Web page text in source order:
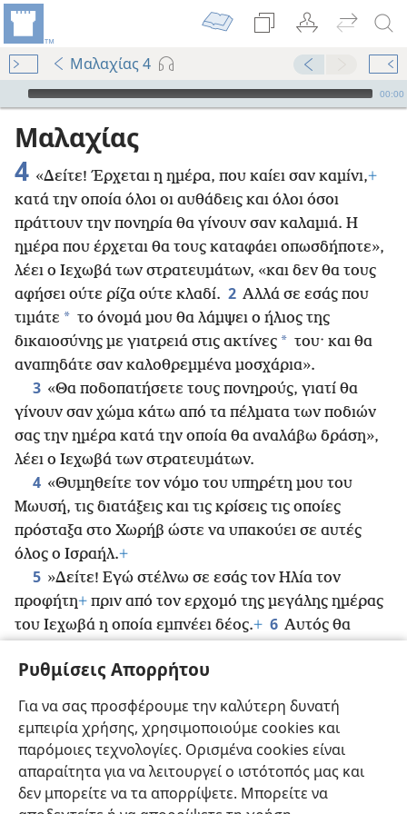
Ρυθμίσεις Απορρήτου
Για να σας προσφέρουμε την καλύτερη δυνατή
εμπειρία χρήσης, χρησιμοποιούμε cookies και
παρόμοιες τεχνολογίες. Ορισμένα cookies είναι
απαραίτητα για να λειτουργεί ο ιστότοπός μας και
δεν μπορείτε να τα απορρίψετε. Μπορείτε να
Μαλαχίας 4
Audio Player
00:00
Μαλαχίας
4 «Δείτε! Έρχεται η ημέρα, που καίει σαν καμίνι,+
κατά την οποία όλοι οι αυθάδεις και όλοι όσοι
πράττουν την πονηρία θα γίνουν σαν καλαμιά. Η
ημέρα που έρχεται θα τους καταφάει οπωσδήποτε»,
λέει ο Ιεχωβά των στρατευμάτων, «και δεν θα τους
αφήσει ούτε ρίζα ούτε κλαδί. 2 Αλλά σε εσάς που
τιμάτε * το όνομά μου θα λάμψει ο ήλιος της
δικαιοσύνης με γιατρειά στις ακτίνες * του· και θα
αναπηδάτε σαν καλοθρεμμένα μοσχάρια».
3 «Θα ποδοπατήσετε τους πονηρούς, γιατί θα
γίνουν σαν χώμα κάτω από τα πέλματα των ποδιών
σας την ημέρα κατά την οποία θα αναλάβω δράση»,
λέει ο Ιεχωβά των στρατευμάτων.
4 «Θυμηθείτε τον νόμο του υπηρέτη μου του
Μωυσή, τις διατάξεις και τις κρίσεις τις οποίες
πρόσταξα στο Χωρήβ ώστε να υπακούει σε αυτές
όλος ο Ισραήλ.+
5 »Δείτε! Εγώ στέλνω σε εσάς τον Ηλία τον
προφήτη+ πριν από τον ερχομό της μεγάλης ημέρας
του Ιεχωβά η οποία εμπνέει δέος.+ 6 Αυτός θα
και την καρδιά των γιων στους πατέρες, ώστε να μην
έρθω και πλήξω τη γη, αφιερώνοντάς την στην
καταστροφή».
(Τέλος της μετάφρασης των Εβραϊκών-Αραμαϊκών
Γραφών· ακολουθεί η μετάφραση των Χριστιανικών
Ελληνικών Γραφών)